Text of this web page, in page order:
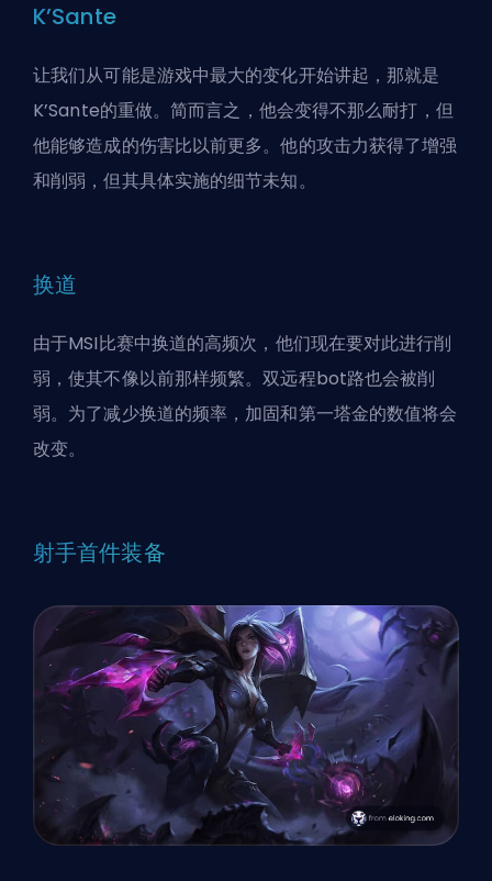
K’Sante
让我们从可能是游戏中最大的变化开始讲起，那就是
K’Sante的重做。简而言之，他会变得不那么耐打，但
他能够造成的伤害比以前更多。他的攻击力获得了增强
和削弱，但其具体实施的细节未知。
换道
由于MSI比赛中换道的高频次，他们现在要对此进行削
弱，使其不像以前那样频繁。双远程bot路也会被削
弱。为了减少换道的频率，加固和第一塔金的数值将会
改变。
射手首件装备